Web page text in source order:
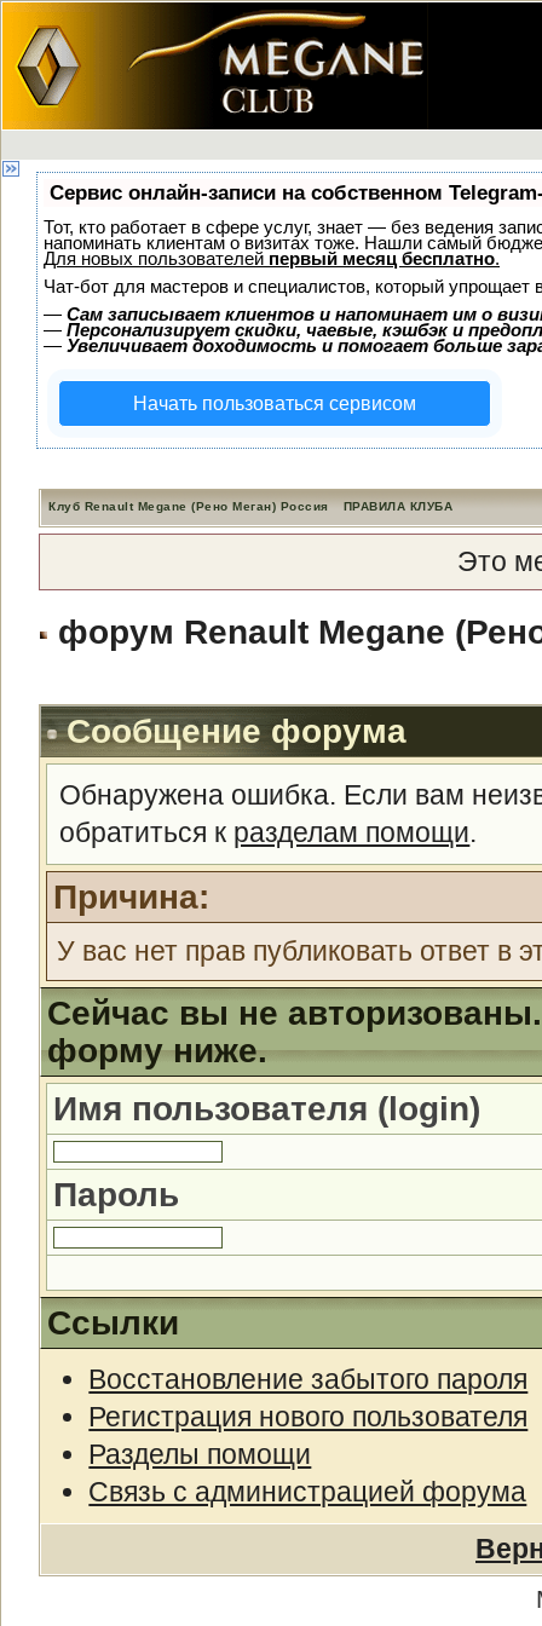
Сервис онлайн-записи на собственном
Тот, кто работает в сфере услуг, знает — без ведения
напоминать клиентам о визитах тоже. Нашли самый
Для новых пользователей первый месяц бесплатно.
Чат-бот для мастеров и специалистов, который упрощает
— Сам записывает клиентов и напоминает им о
— Персонализирует скидки, чаевые, кэшбэк и
— Увеличивает доходимость и помогает больше
Начать пользоваться сервисом
Клуб Renault Megane (Рено Меган) Россия ПРАВИЛА КЛУБА
Это
форум Renault Megane
Сообщение форума
Обнаружена ошибка. Если вам
обратиться к разделам помощи.
Причина:
У вас нет прав публиковать ответ в
Сейчас вы не
форму ниже.
Имя пользователя (login)
Пароль
Ссылки
Восстановление забытого пароля
Регистрация нового пользователя
Разделы помощи
Связь с администрацией форума